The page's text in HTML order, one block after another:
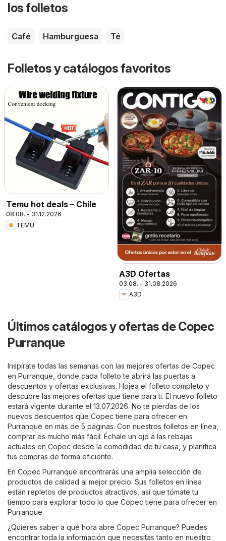
los folletos
Café Hamburguesa Té
Folletos y catálogos favoritos
Temu hot deals – Chile
08.08. - 31.12.2026
TEMU
A3D Ofertas
03.08. - 31.08.2026
A3D
Últimos catálogos y ofertas de Copec
Purranque
Inspírate todas las semanas con las mejores ofertas de Copec
en Purranque, donde cada folleto te abrirá las puertas a
descuentos y ofertas exclusivas. Hojea el folleto completo y
descubre las mejores ofertas que tiene para ti. El nuevo folleto
estará vigente durante el 13.07.2026. No te pierdas de los
nuevos descuentos que Copec tiene para ofrecer en
Purranque en más de 5 páginas. Con nuestros folletos en línea,
comprar es mucho más fácil. Échale un ojo a las rebajas
actuales en Copec desde la comodidad de tu casa, y planifica
tus compras de forma eficiente.
En Copec Purranque encontrarás una amplia selección de
productos de calidad al mejor precio. Sus folletos en línea
están repletos de productos atractivos, así que tómate tu
tiempo para explorar todo lo que Copec tiene para ofrecer en
Purranque.
¿Quieres saber a qué hora abre Copec Purranque? Puedes
encontrar toda la información que necesitas tanto en nuestro